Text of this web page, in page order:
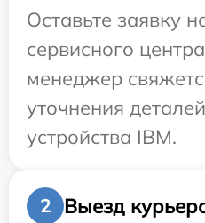
Оставьте заявку
сервисного
менеджер
уточнения
устройства IBM.
2
Выезд